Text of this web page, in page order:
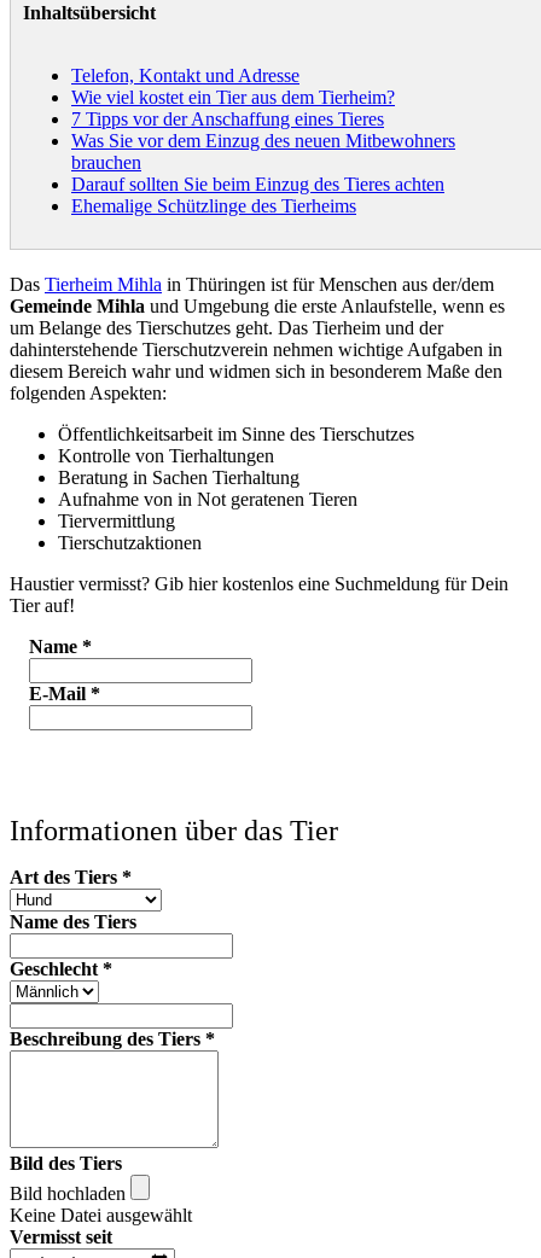
Inhaltsübersicht
Telefon, Kontakt und Adresse
Wie viel kostet ein Tier aus dem Tierheim?
7 Tipps vor der Anschaffung eines Tieres
Was Sie vor dem Einzug des neuen Mitbewohners
brauchen
Darauf sollten Sie beim Einzug des Tieres achten
Ehemalige Schützlinge des Tierheims
Das Tierheim Mihla in Thüringen ist für Menschen aus der/dem
Gemeinde Mihla und Umgebung die erste Anlaufstelle, wenn es
um Belange des Tierschutzes geht. Das Tierheim und der
dahinterstehende Tierschutzverein nehmen wichtige Aufgaben in
diesem Bereich wahr und widmen sich in besonderem Maße den
folgenden Aspekten:
Öffentlichkeitsarbeit im Sinne des Tierschutzes
Kontrolle von Tierhaltungen
Beratung in Sachen Tierhaltung
Aufnahme von in Not geratenen Tieren
Tiervermittlung
Tierschutzaktionen
Haustier vermisst? Gib hier kostenlos eine Suchmeldung für Dein
Tier auf!
Name *
E-Mail *
Informationen über das Tier
Art des Tiers *
Name des Tiers
Geschlecht *
Beschreibung des Tiers *
Bild des Tiers
Bild hochladen
Keine Datei ausgewählt
Vermisst seit